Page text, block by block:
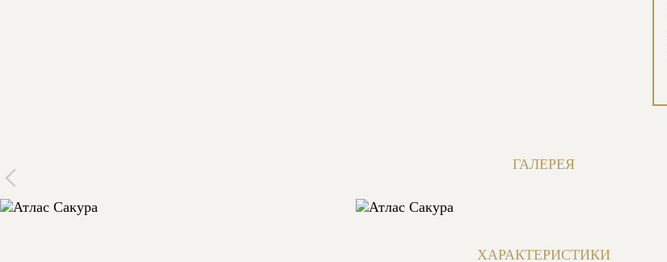
ГАЛЕРЕЯ
ХАРАКТЕРИСТИКИ